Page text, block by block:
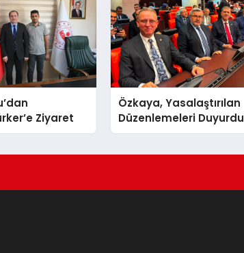
Ziyaret
Özkaya, Yasalaştırılan
Düzenlemeleri Duyurdu